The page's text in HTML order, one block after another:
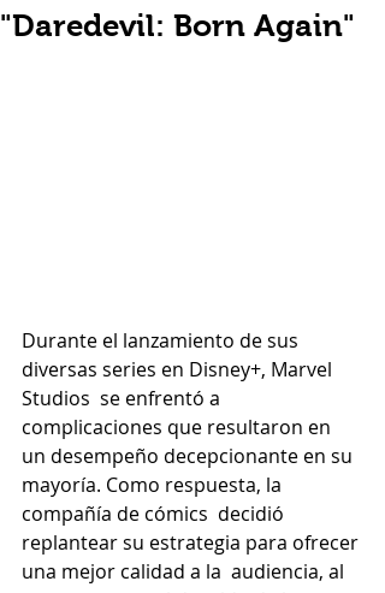
"Daredevil: Born Again"
Durante el lanzamiento de sus
diversas series en Disney+, Marvel
Studios  se enfrentó a
complicaciones que resultaron en
un desempeño decepcionante en su
mayoría. Como respuesta, la
compañía de cómics  decidió
replantear su estrategia para ofrecer
una mejor calidad a la  audiencia, al